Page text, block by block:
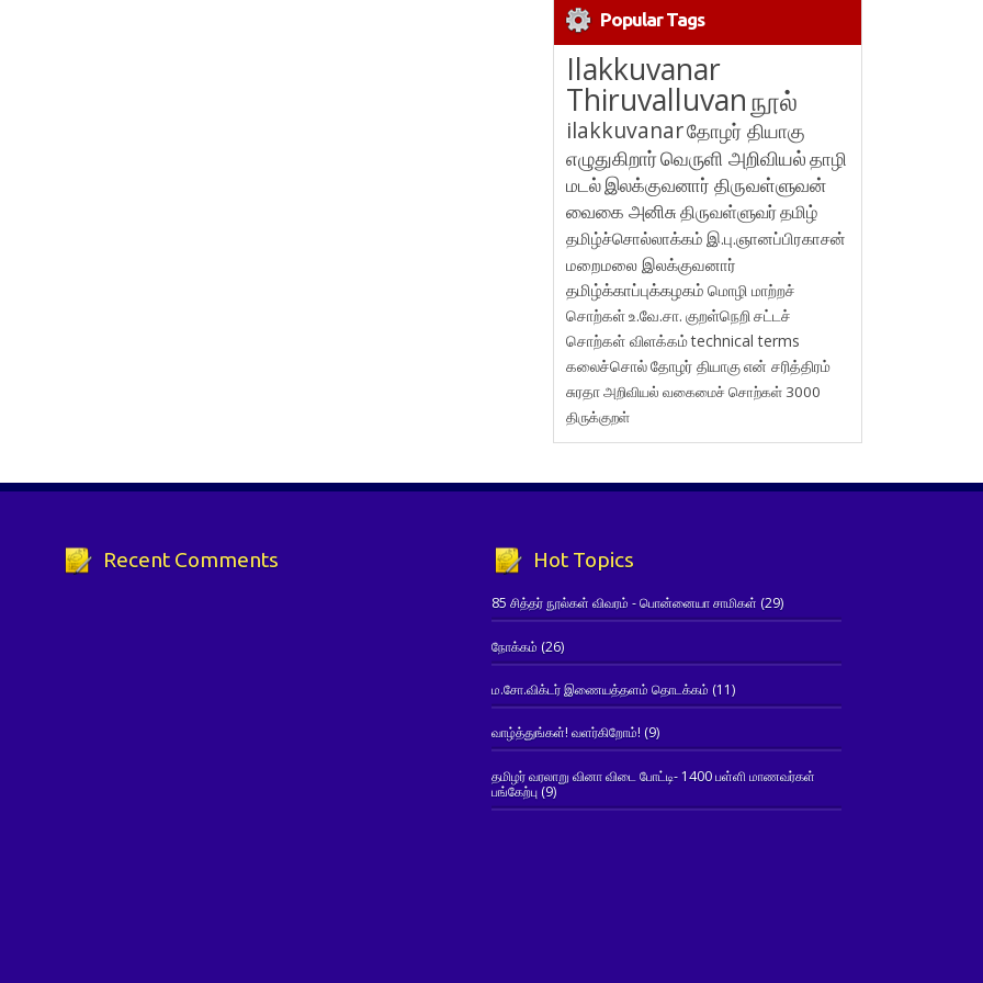
Popular Tags
Ilakkuvanar
Thiruvalluvanநூல்
ilakkuvanarதோழர் தியாகு
எழுதுகிறார்வெருளி அறிவியல்தாழி
மடல்இலக்குவனார் திருவள்ளுவன்
வைகை அனிசுதிருவள்ளுவர்தமிழ்
தமிழ்ச்சொல்லாக்கம் இ.பு.ஞானப்பிரகாசன்
மறைமலை இலக்குவனார்
தமிழ்க்காப்புக்கழகம் மொழி மாற்றச்
சொற்கள்உ.வே.சா. குறள்நெறி சட்டச்
சொற்கள் விளக்கம்technical terms
கலைச்சொல்தோழர் தியாகுஎன் சரித்திரம்
சுரதாஅறிவியல் வகைமைச் சொற்கள் 3000
திருக்குறள்
Recent Comments Hot Topics
85 சித்தர் நூல்கள் விவரம் - பொன்னையா சாமிகள் (29)
நோக்கம் (26)
ம.சோ.விக்டர் இணையத்தளம் தொடக்கம் (11)
வாழ்த்துங்கள்! வளர்கிறோம்! (9)
தமிழர் வரலாறு வினா விடை போட்டி- 1400 பள்ளி மாணவர்கள்
பங்கேற்பு(9)